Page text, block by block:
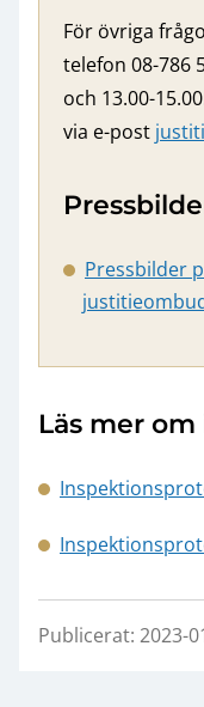
För övriga
telefon 08-786
och 13.00-
via e-post
Pressbilder
Läs mer
Publicerat: 2023-